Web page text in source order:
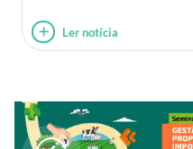
Ler notícia